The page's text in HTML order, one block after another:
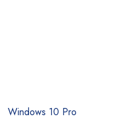
Windows 10 Pro